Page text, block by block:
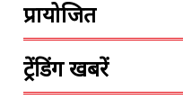
प्रायोजित
ट्रेंडिंग खबरें